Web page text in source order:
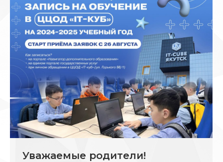
Уважаемые родители!